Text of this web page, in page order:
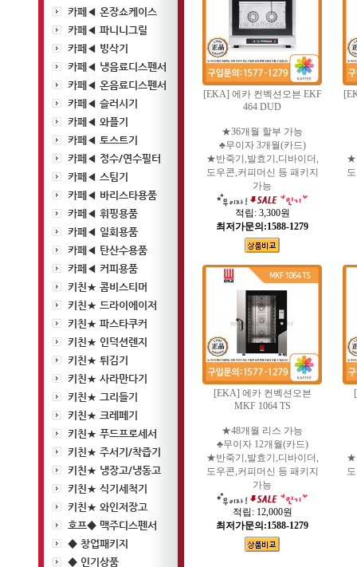
카페◀ 온장쇼케이스
카페◀ 파니니그릴
카페◀ 빙삭기
카페◀ 냉음료디스펜서
카페◀ 온음료디스펜서
카페◀ 슬러시기
카페◀ 와플기
카페◀ 토스트기
카페◀ 정수/연수필터
카페◀ 스팀기
카페◀ 바리스타용품
카페◀ 휘핑용품
카페◀ 일회용품
카페◀ 탄산수용품
카페◀ 커피용품
키친★ 콤비스티머
키친★ 드라이에이저
키친★ 파스타쿠커
키친★ 인덕션렌지
키친★ 튀김기
키친★ 사라만다기
키친★ 그리들기
키친★ 크레페기
키친★ 푸드프로세서
키친★ 주서기/착즙기
키친★ 냉장고/냉동고
키친★ 식기세척기
키친★ 와인저장고
호프◆ 맥주디스펜서
◆ 창업패키지
◆ 인기상품
[EKA] 에카 컨벡션오븐 EKF
464 DUD
★36개월 할부 가능
♣무이자 3개월(카드)
★반죽기,발효기,디바이더,
도우콘,커피머신 등 패키지
가능
적립: 3,300원
최저가문의:1588-1279
★
[EKA] 에카 컨벡션오븐
MKF 1064 TS
★48개월 리스 가능
♣무이자 12개월(카드)
★반죽기,발효기,디바이더,
도우콘,커피머신 등 패키지
가능
적립: 12,000원
최저가문의:1588-1279
★